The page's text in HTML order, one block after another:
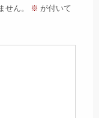
ん。 ※ が付いて